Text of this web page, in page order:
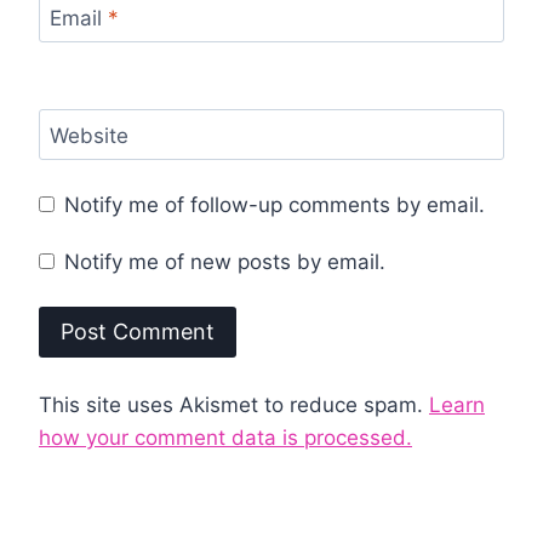
Email *
Website
Notify me of follow-up comments by email.
Notify me of new posts by email.
This site uses Akismet to reduce spam. Learn
how your comment data is processed.